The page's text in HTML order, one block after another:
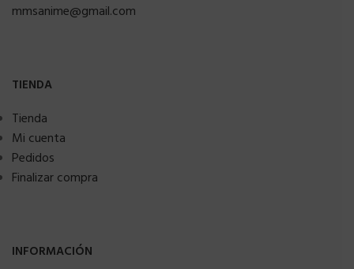
mmsanime@gmail.com
TIENDA
Tienda
Mi cuenta
Pedidos
Finalizar compra
INFORMACIÓN